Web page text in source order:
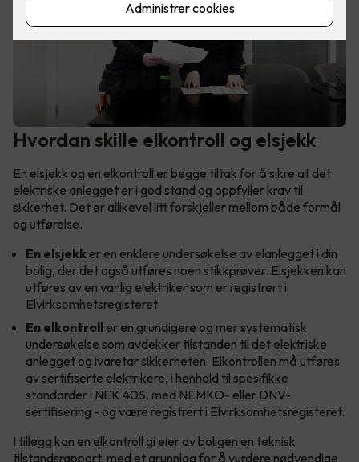
Hvordan skille elkontroll og elsjekk
En elsjekk og en elkontroll er begge tiltak for å sikre at det
elektriske anlegget er i god stand og oppfyller krav til
sikkerhet. Det er allikevel litt forskjeller mellom både formål
og utførelse.
En elsjekk er en enklere undersøkelse av elanlegget i din
bolig, der det også utføres noen stikkprøver. Elsjekken kan
utføres av en vanlig elektriker som er registrert i
Elvirksomhetsregisteret.
En elkontroll er en grundigere og mer systematisk
undersøkelse som avdekker tilstanden til det elektriske
anlegget og ivaretar sikkerheten. Elkontrollen må utføres
av sertifiserte elektrikere, i henhold til spesifikke
standarder i NEK 405, med NEMKO- eller DNV-
sertifisering - og være registrert i Elvirksomhetsregisteret.
I tillegg kan en elkontroll gi eier av boligen en teknisk
tilstandsrapport, med et grunnlag for å vurdere nødvendige